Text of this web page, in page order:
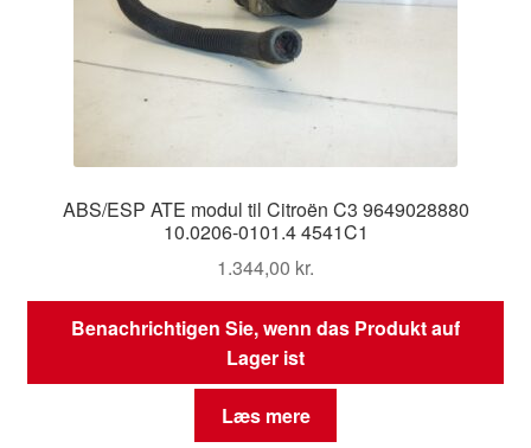
ABS/ESP ATE modul til Citroën C3 9649028880
10.0206-0101.4 4541C1
1.344,00 kr.
Benachrichtigen Sie, wenn das Produkt auf
Lager ist
Læs mere